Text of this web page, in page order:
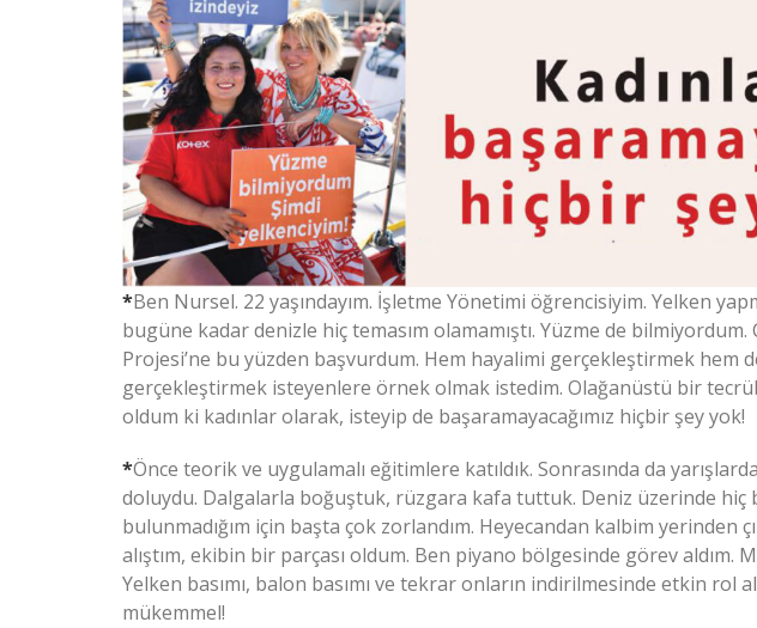
*Ben Nursel. 22 yaşındayım. İşletme Yönetimi öğrencisiyim. Yelken
bugüne kadar denizle hiç temasım olamamıştı. Yüzme de bilmiyordum.
Projesi’ne bu yüzden başvurdum. Hem hayalimi gerçekleştirmek hem
gerçekleştirmek isteyenlere örnek olmak istedim. Olağanüstü bir
oldum ki kadınlar olarak, isteyip de başaramayacağımız hiçbir şey yok!
*Önce teorik ve uygulamalı eğitimlere katıldık. Sonrasında da
doluydu. Dalgalarla boğuştuk, rüzgara kafa tuttuk. Deniz üzerinde hiç
bulunmadığım için başta çok zorlandım. Heyecandan kalbim yerinden
alıştım, ekibin bir parçası oldum. Ben piyano bölgesinde görev aldım.
Yelken basımı, balon basımı ve tekrar onların indirilmesinde etkin rol
mükemmel!